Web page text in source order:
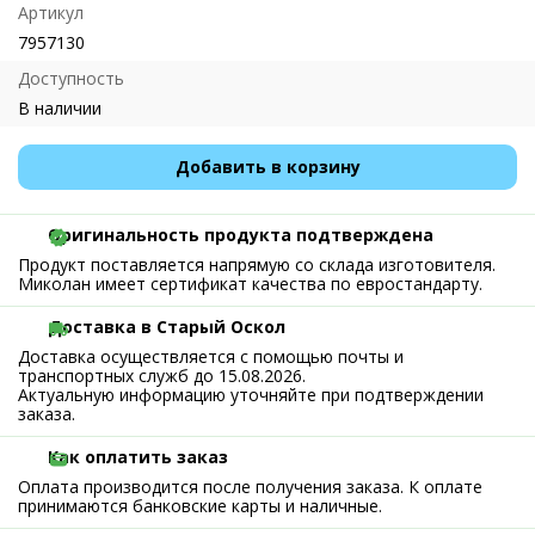
Артикул
7957130
Доступность
В наличии
Добавить в корзину
Оригинальность продукта подтверждена
Продукт поставляется напрямую со склада изготовителя.
Миколан имеет сертификат качества по евростандарту.
Доставка в Старый Оскол
Доставка осуществляется с помощью почты и
транспортных служб до 15.08.2026.
Актуальную информацию уточняйте при подтверждении
заказа.
Как оплатить заказ
Оплата производится после получения заказа. К оплате
принимаются банковские карты и наличные.